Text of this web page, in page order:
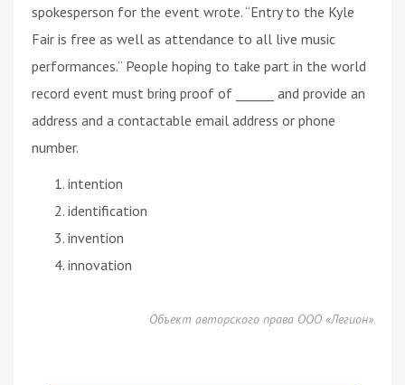
spokesperson for the event wrote. “Entry to the Kyle
Fair is free as well as attendance to all live music
performances.” People hoping to take part in the world
record event must bring proof of ______ and provide an
address and a contactable email address or phone
number.
intention
identification
invention
innovation
Объект авторского права ООО «Легион»